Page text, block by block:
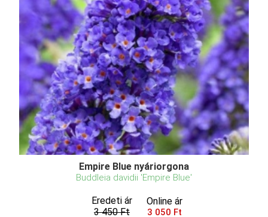
Empire Blue nyáriorgona
Buddleia davidii 'Empire Blue'
Eredeti ár
3 450 Ft
Online ár
3 050 Ft